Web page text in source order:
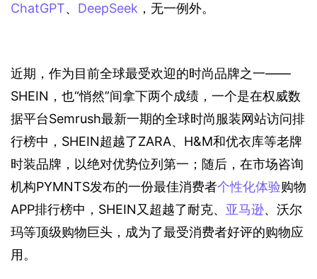
ChatGPT、 DeepSeek ，无一例外。
近期，作为目前全球最受欢迎的时尚品牌之一——
SHEIN，也“悄然”间拿下两个成绩，一个是在权威数
据平台Semrush最新一期的全球时尚服装网站访问排
行榜中，SHEIN超越了ZARA、H&M和优衣库等老牌
时装品牌，以绝对优势位列第一；随后，在市场咨询
机构PYMNTS发布的一份最佳消费者个性化体验购物
APP排行榜中，SHEIN又超越了耐克、 亚马逊、沃尔
玛等顶级购物巨头，成为了最受消费者好评的购物应
用。